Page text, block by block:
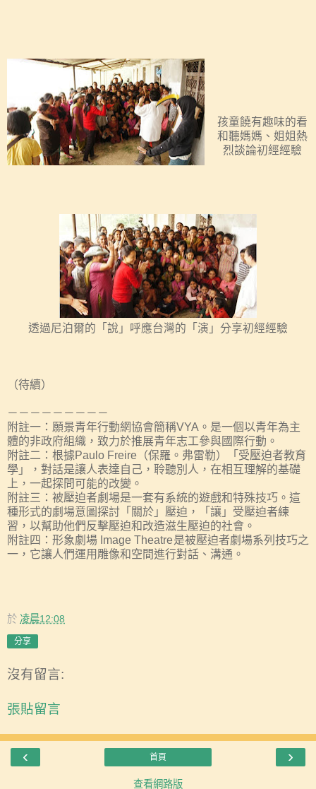
孩童饒有趣味的看
和聽媽媽、姐姐熱
烈談論初經經驗
透過尼泊爾的「說」 呼應台灣的「演」分享初經經驗
（待續）
－－－－－－－－－
附註一：願景青年行動網協會簡稱VYA 。是一個以青年為主
體的非政府組織，致力於推展青年志工參與國際行動。
附註二：根據Paulo Freire （保羅。弗雷勒）「受壓迫者教育
學」，對話是讓人表達自己，聆聽別人，在相互理解的基礎
上，一起探問可能的改變。
附註三：被壓迫者劇場是一套有系統的遊戲和特殊技巧 。這
種形式的劇場意圖探討「關於」壓迫，「讓」受壓迫者練
習，以幫助他們反擊壓迫和改造滋生壓迫的社會。
附註四：形象劇場 Image Theatre是被壓迫者劇場系列技巧之
一，它讓人們運用雕像和空間進行對話、溝通。
於 凌晨12:08
分享
沒有留言:
張貼留言
‹ ›
首頁
查看網路版